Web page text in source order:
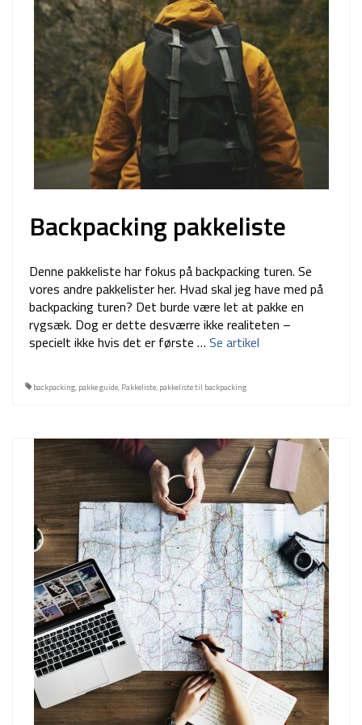
Backpacking pakkeliste
Denne pakkeliste har fokus på backpacking turen. Se
vores andre pakkelister her. Hvad skal jeg have med på
backpacking turen? Det burde være let at pakke en
rygsæk. Dog er dette desværre ikke realiteten –
specielt ikke hvis det er første … Se artikel
backpacking, pakke guide, Pakkeliste, pakkeliste til backpacking